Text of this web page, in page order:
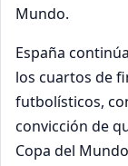
Mundo.
España
los cuartos de
futbolísticos,
convicción de
Copa del